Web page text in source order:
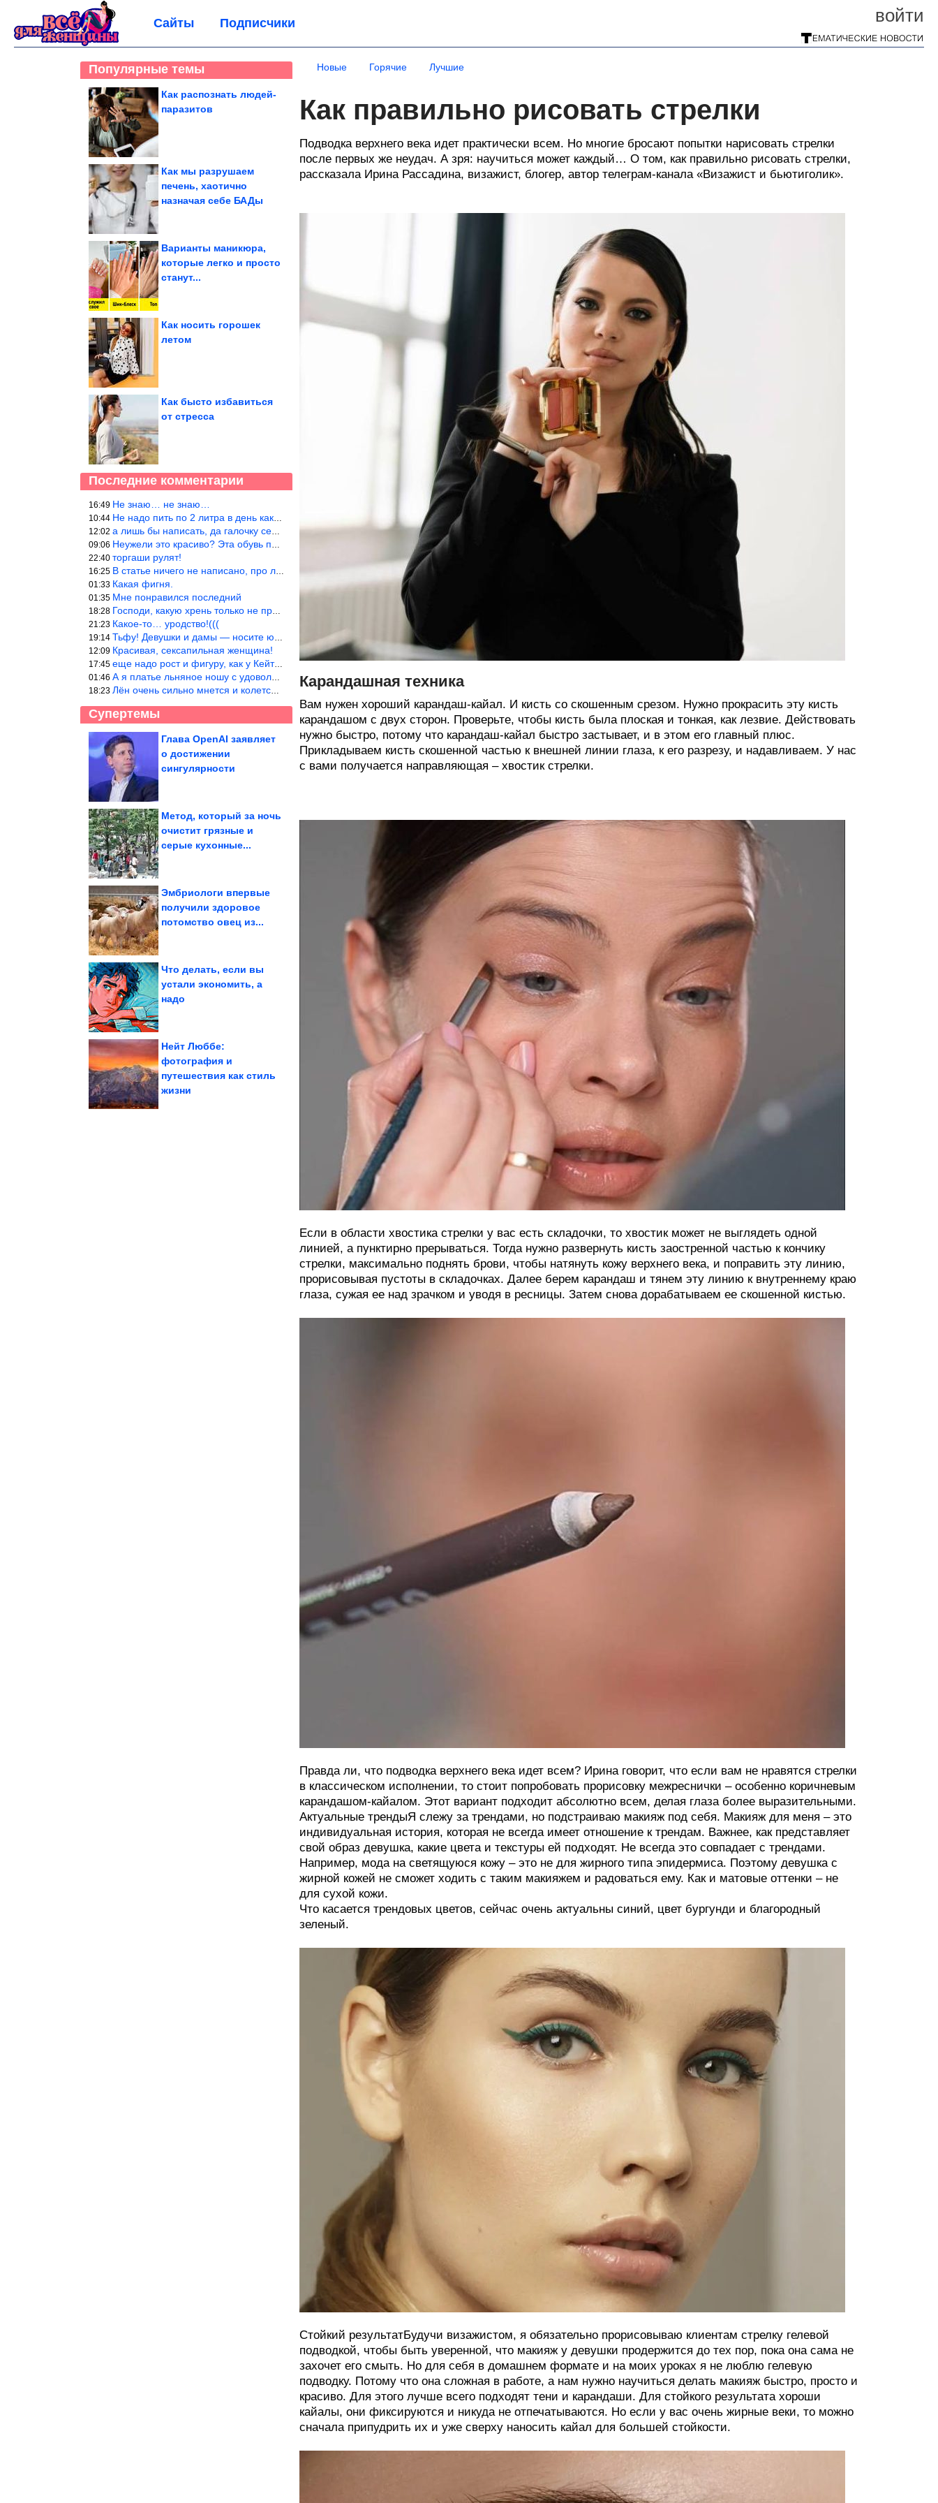
войти
Сайты Подписчики
Популярные темы
Как распознать людей-
паразитов
Как мы разрушаем
печень, хаотично
назначая себе БАДы
Варианты маникюра,
которые легко и просто
станут...
Как носить горошек
летом
Как бысто избавиться
от стресса
Последние комментарии
16:49 Не знаю… не знаю…
10:44 Не надо пить по 2 литра в день как советуют, пейте только когда
12:02 а лишь бы написать, да галочку себе поставить: я написала статью
09:06 Неужели это красиво? Эта обувь похожа на копыто животного, не хв
22:40 торгаши рулят!
16:25 В статье ничего не написано, про ловушки при выкладывании товара
01:33 Какая фигня.
01:35 Мне понравился последний
18:28 Господи, какую хрень только не придумают, лишь бы бабла срубить!
21:23 Какое-то… уродство!(((
19:14 Тьфу! Девушки и дамы — носите юбки(пожалуйста), любые штаны на ж
12:09 Красивая, сексапильная женщина!
17:45 еще надо рост и фигуру, как у Кейт Мос в юности… тогда и стиль т
01:46 А я платье льняное ношу с удовольствием.Мнется как и все. Но это
18:23 Лён очень сильно мнется и колется. Был у меня костюм, юбка и жак
Супертемы
А ведь всё же в точку!
Глава OpenAI заявляет
о достижении
сингулярности
Метод, который за ночь
очистит грязные и
серые кухонные...
Эмбриологи впервые
получили здоровое
потомство овец из...
Не выбрасывайте
Что делать, если вы
устали экономить, а
надо
Нейт Люббе:
фотография и
путешествия как стиль
жизни
Новые Горячие Лучшие
Как правильно рисовать стрелки
Подводка верхнего века идет практически всем. Но многие бросают попытки нарисовать стрелки
после первых же неудач. А зря: научиться может каждый… О том, как правильно рисовать стрелки,
рассказала Ирина Рассадина, визажист, блогер, автор телеграм-канала «Визажист и бьютиголик».
Карандашная техника
Вам нужен хороший карандаш-кайал. И кисть со скошенным срезом. Нужно прокрасить эту кисть
карандашом с двух сторон. Проверьте, чтобы кисть была плоская и тонкая, как лезвие. Действовать
нужно быстро, потому что карандаш-кайал быстро застывает, и в этом его главный плюс.
Прикладываем кисть скошенной частью к внешней линии глаза, к его разрезу, и надавливаем. У нас
с вами получается направляющая – хвостик стрелки.
Если в области хвостика стрелки у вас есть складочки, то хвостик может не выглядеть одной
линией, а пунктирно прерываться. Тогда нужно развернуть кисть заостренной частью к кончику
стрелки, максимально поднять брови, чтобы натянуть кожу верхнего века, и поправить эту линию,
прорисовывая пустоты в складочках. Далее берем карандаш и тянем эту линию к внутреннему краю
глаза, сужая ее над зрачком и уводя в ресницы. Затем снова дорабатываем ее скошенной кистью.
Правда ли, что подводка верхнего века идет всем? Ирина говорит, что если вам не нравятся стрелки
в классическом исполнении, то стоит попробовать прорисовку межреснички – особенно коричневым
карандашом-кайалом. Этот вариант подходит абсолютно всем, делая глаза более выразительными.
Актуальные трендыЯ слежу за трендами, но подстраиваю макияж под себя. Макияж для меня – это
индивидуальная история, которая не всегда имеет отношение к трендам. Важнее, как представляет
свой образ девушка, какие цвета и текстуры ей подходят. Не всегда это совпадает с трендами.
Например, мода на светящуюся кожу – это не для жирного типа эпидермиса. Поэтому девушка с
жирной кожей не сможет ходить с таким макияжем и радоваться ему. Как и матовые оттенки – не
для сухой кожи.
Что касается трендовых цветов, сейчас очень актуальны синий, цвет бургунди и благородный
зеленый.
Стойкий результатБудучи визажистом, я обязательно прорисовываю клиентам стрелку гелевой
подводкой, чтобы быть уверенной, что макияж у девушки продержится до тех пор, пока она сама не
захочет его смыть. Но для себя в домашнем формате и на моих уроках я не люблю гелевую
подводку. Потому что она сложная в работе, а нам нужно научиться делать макияж быстро, просто и
красиво. Для этого лучше всего подходят тени и карандаши. Для стойкого результата хороши
кайалы, они фиксируются и никуда не отпечатываются. Но если у вас очень жирные веки, то можно
сначала припудрить их и уже сверху наносить кайал для большей стойкости.